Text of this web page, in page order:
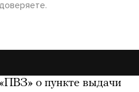
о пункте выдачи